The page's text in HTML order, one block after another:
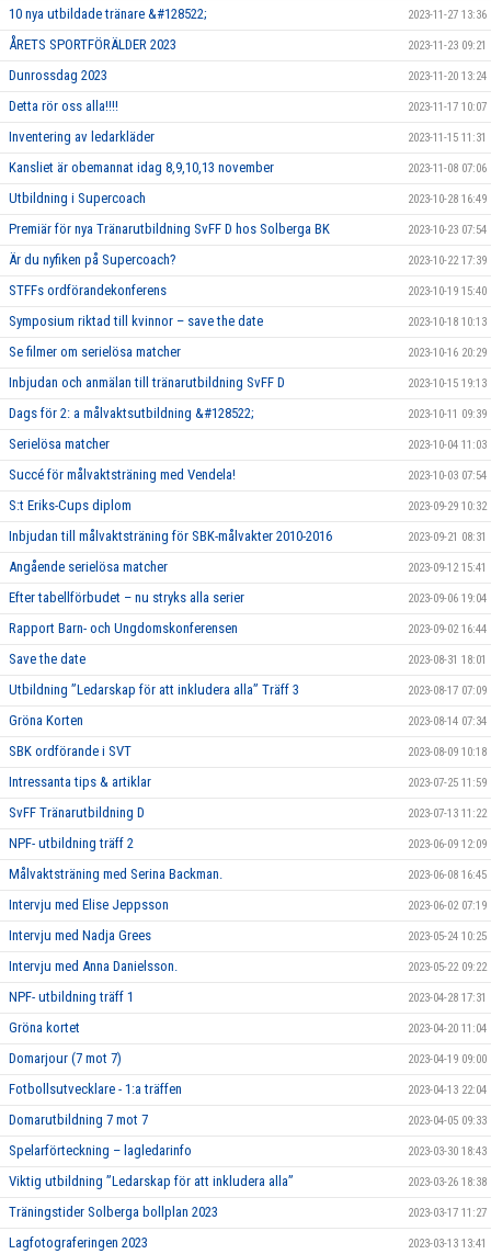
10 nya utbildade tränare &#128522; 2023-11-27 13:36
ÅRETS SPORTFÖRÄLDER 2023 2023-11-23 09:21
Dunrossdag 2023 2023-11-20 13:24
Detta rör oss alla!!!! 2023-11-17 10:07
Inventering av ledarkläder 2023-11-15 11:31
Kansliet är obemannat idag 8,9,10,13 november 2023-11-08 07:06
Utbildning i Supercoach 2023-10-28 16:49
Premiär för nya Tränarutbildning SvFF D hos Solberga BK 2023-10-23 07:54
Är du nyfiken på Supercoach? 2023-10-22 17:39
STFFs ordförandekonferens 2023-10-19 15:40
Symposium riktad till kvinnor – save the date 2023-10-18 10:13
Se filmer om serielösa matcher 2023-10-16 20:29
Inbjudan och anmälan till tränarutbildning SvFF D 2023-10-15 19:13
Dags för 2: a målvaktsutbildning &#128522; 2023-10-11 09:39
Serielösa matcher 2023-10-04 11:03
Succé för målvaktsträning med Vendela! 2023-10-03 07:54
S:t Eriks-Cups diplom 2023-09-29 10:32
Inbjudan till målvaktsträning för SBK-målvakter 2010-2016 2023-09-21 08:31
Angående serielösa matcher 2023-09-12 15:41
Efter tabellförbudet – nu stryks alla serier 2023-09-06 19:04
Rapport Barn- och Ungdomskonferensen 2023-09-02 16:44
Save the date 2023-08-31 18:01
Utbildning ”Ledarskap för att inkludera alla” Träff 3 2023-08-17 07:09
Gröna Korten 2023-08-14 07:34
SBK ordförande i SVT 2023-08-09 10:18
Intressanta tips & artiklar 2023-07-25 11:59
SvFF Tränarutbildning D 2023-07-13 11:22
NPF- utbildning träff 2 2023-06-09 12:09
Målvaktsträning med Serina Backman. 2023-06-08 16:45
Intervju med Elise Jeppsson 2023-06-02 07:19
Intervju med Nadja Grees 2023-05-24 10:25
Intervju med Anna Danielsson. 2023-05-22 09:22
NPF- utbildning träff 1 2023-04-28 17:31
Gröna kortet 2023-04-20 11:04
Domarjour (7 mot 7) 2023-04-19 09:00
Fotbollsutvecklare - 1:a träffen 2023-04-13 22:04
Domarutbildning 7 mot 7 2023-04-05 09:33
Spelarförteckning – lagledarinfo 2023-03-30 18:43
Viktig utbildning ”Ledarskap för att inkludera alla” 2023-03-26 18:38
Träningstider Solberga bollplan 2023 2023-03-17 11:27
Lagfotograferingen 2023 2023-03-13 13:41